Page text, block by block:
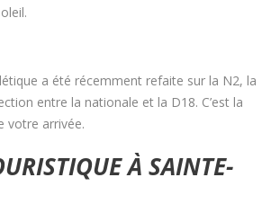
a été récemment refaite sur la N2, la
entre la nationale et la D18. C’est la
votre arrivée.
À SAINTE-